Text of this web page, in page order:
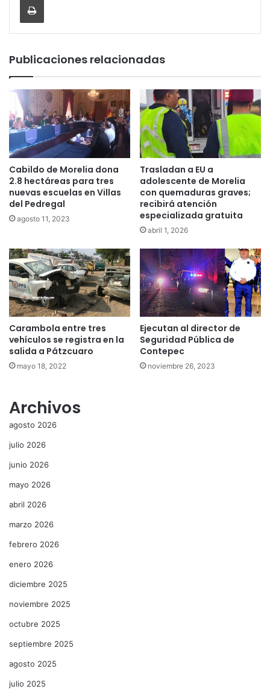
Publicaciones relacionadas
Cabildo de Morelia dona
2.8 hectáreas para tres
nuevas escuelas en Villas
del Pedregal
agosto 11, 2023
Trasladan a EU a
adolescente de Morelia
con quemaduras graves;
recibirá atención
especializada gratuita
abril 1, 2026
Carambola entre tres
vehículos se registra en la
salida a Pátzcuaro
mayo 18, 2022
Ejecutan al director de
Seguridad Pública de
Contepec
noviembre 26, 2023
Archivos
agosto 2026
julio 2026
junio 2026
mayo 2026
abril 2026
marzo 2026
febrero 2026
enero 2026
diciembre 2025
noviembre 2025
octubre 2025
septiembre 2025
agosto 2025
julio 2025